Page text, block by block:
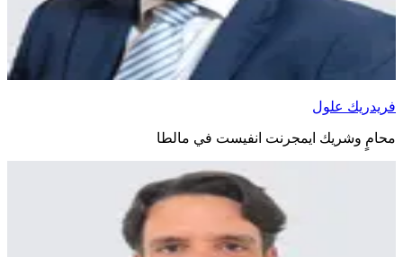
فريدريك علول
محامٍ وشريك ايمجرنت انفيست في مالطا